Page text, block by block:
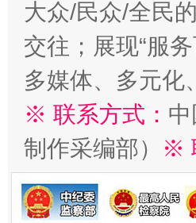
大众/民众/全民
交往；展现“服
多媒体、多元化
※ 联系方式：
制作采编部）
※